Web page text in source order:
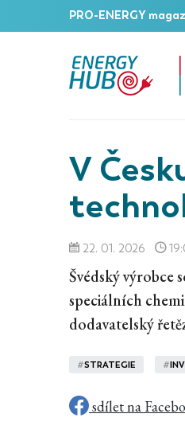
PRO-ENERGY
V
22. 01. 2026
Švédský výrobce
speciálních
dodavatelský
#STRATEGIE #
sdílet na